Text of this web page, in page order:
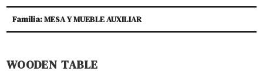
Familia: MESA Y MUEBLE AUXILIAR
WOODEN TABLE